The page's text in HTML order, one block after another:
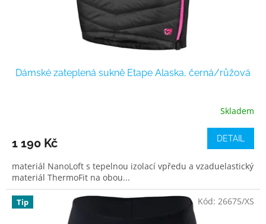
Dámské zateplená sukně Etape Alaska, černá/růžová
Skladem
1 190 Kč DETAIL
materiál NanoLoft s tepelnou izolací vpředu a vzaduelastický
materiál ThermoFit na obou...
Tip Kód: 26675/XS